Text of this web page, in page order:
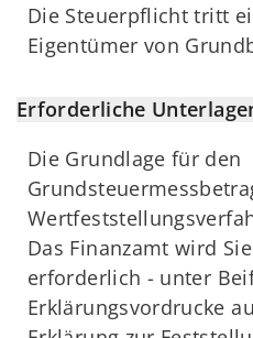
Die Steuerpflicht tritt
Eigentümer von
Erforderliche
Die Grundlage für den
Das Finanzamt wird
erforderlich - unter
Erklärungsvordrucke